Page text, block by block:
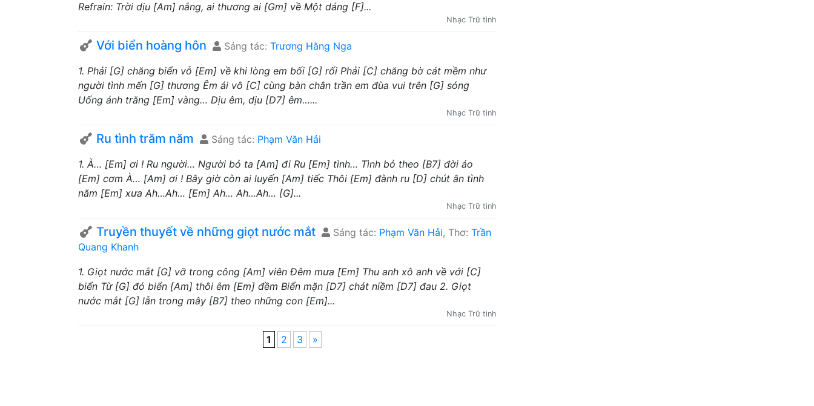
Refrain: Trời dịu [Am] nắng, ai thương ai [Gm] về Một dáng [F]...
Nhạc Trữ tình
Với biển hoàng hôn Sáng tác: Trương Hằng Nga
1. Phải [G] chăng biển vỗ [Em] về khi lòng em bối [G] rối Phải [C] chăng bờ cát mềm như
người tình mến [G] thương Êm ái vô [C] cùng bàn chân trần em đùa vui trên [G] sóng
Uống ánh trăng [Em] vàng… Dịu êm, dịu [D7] êm…...
Nhạc Trữ tình
Ru tình trăm năm Sáng tác: Phạm Văn Hải
1. À… [Em] ơi ! Ru người… Người bỏ ta [Am] đi Ru [Em] tình… Tình bỏ theo [B7] đời áo
[Em] cơm À… [Am] ơi ! Bây giờ còn ai luyến [Am] tiếc Thôi [Em] đành ru [D] chút ân tình
năm [Em] xưa Ah…Ah… [Em] Ah… Ah…Ah… [G]...
Nhạc Trữ tình
Truyền thuyết về những giọt nước mắt Sáng tác: Phạm Văn Hải, Thơ: Trần
Quang Khanh
1. Giọt nước mắt [G] vỡ trong công [Am] viên Đêm mưa [Em] Thu anh xô anh về với [C]
biển Từ [G] đó biển [Am] thôi êm [Em] đềm Biển mặn [D7] chát niềm [D7] đau 2. Giọt
nước mắt [G] lẫn trong mây [B7] theo những con [Em]...
Nhạc Trữ tình
1 2 3 »